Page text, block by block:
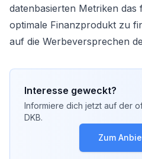
datenbasierten Metriken das
optimale Finanzprodukt zu
auf die Werbeversprechen
Interesse geweckt?
Informiere dich jetzt auf der
DKB.
Zum